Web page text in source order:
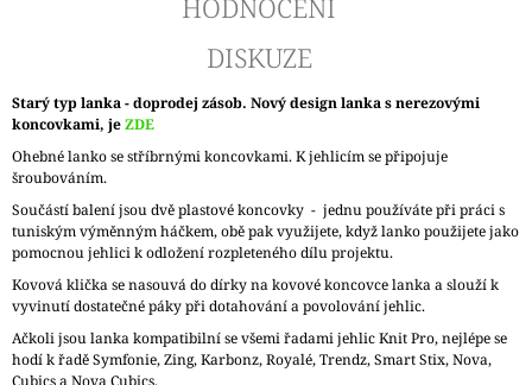
HODNOCENÍ
DISKUZE
Starý typ lanka - doprodej zásob. Nový design lanka s nerezovými
koncovkami, jeZDE
Ohebné lanko se stříbrnými koncovkami. K jehlicím se připojuje
šroubováním.
Součástí balení jsou dvě plastové koncovky - jednu používáte při práci s
tuniským výměnným háčkem, obě pak využijete, když lanko použijete jako
pomocnou jehlici k odložení rozpleteného dílu projektu.
Kovová klička se nasouvá do dírky na kovové koncovce lanka a slouží k
vyvinutí dostatečné páky při dotahování a povolování jehlic.
Ačkoli jsou lanka kompatibilní se všemi řadami jehlic Knit Pro, nejlépe se
hodí k řadě Symfonie, Zing, Karbonz, Royalé, Trendz, Smart Stix, Nova,